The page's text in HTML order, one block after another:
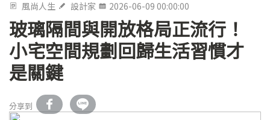
風尚人生 設計家 2026-06-09 00:00:00
玻璃隔間與開放格局正流行！
小宅空間規劃回歸生活習慣才
是關鍵
分享到